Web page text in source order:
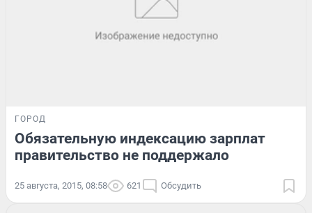
ГОРОД
Обязательную индексацию зарплат
правительство не поддержало
25 августа, 2015, 08:58 621 Обсудить